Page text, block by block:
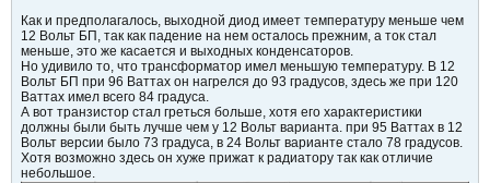
Как и предполагалось, выходной диод имеет температуру меньше чем
12 Вольт БП, так как падение на нем осталось прежним, а ток стал
меньше, это же касается и выходных конденсаторов.
Но удивило то, что трансформатор имел меньшую температуру. В 12
Вольт БП при 96 Ваттах он нагрелся до 93 градусов, здесь же при 120
Ваттах имел всего 84 градуса.
А вот транзистор стал греться больше, хотя его характеристики
должны были быть лучше чем у 12 Вольт варианта. при 95 Ваттах в 12
Вольт версии было 73 градуса, в 24 Вольт варианте стало 78 градусов.
Хотя возможно здесь он хуже прижат к радиатору так как отличие
небольшое.